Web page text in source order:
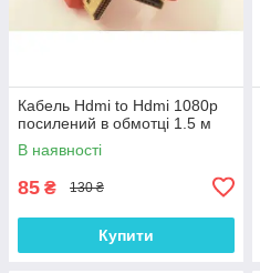
Кабель Hdmi to Hdmi 1080p
посилений в обмотці 1.5 м
В наявності
85 ₴ 130 ₴
Купити